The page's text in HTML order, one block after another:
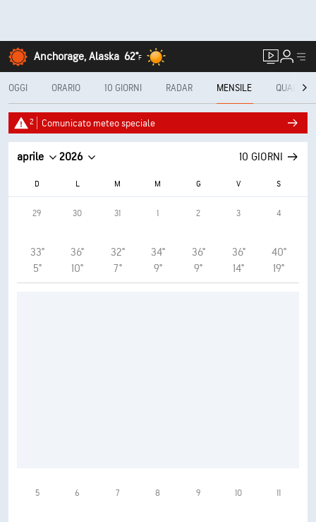
Anchorage, Alaska 62°F
OGGI ORARIO 10 GIORNI RADAR MENSILE QUALITÀ
2 Comunicato meteo speciale
aprile 2026 10 GIORNI
D L M M G V S
29
33°
5°
30
36°
10°
31
32°
7°
1
34°
9°
2
36°
9°
3
36°
14°
4
40°
19°
5 6 7 8 9 10 11